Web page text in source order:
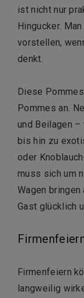
ist nicht nur
Hingucker.
vorstellen,
denkt.
Diese
Pommes an.
und Beilagen
bis hin zu
oder
muss sich um
Wagen
Gast glücklich
Firmenfeiern
langweilig